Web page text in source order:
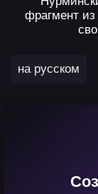
фрагмент из
на русском